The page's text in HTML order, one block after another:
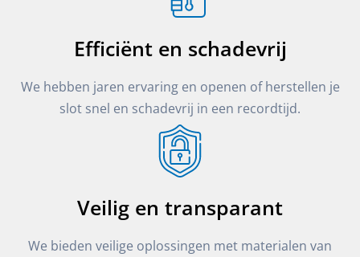
Efficiënt en schadevrij
We hebben jaren ervaring en openen of herstellen je
slot snel en schadevrij in een recordtijd.
Veilig en transparant
We bieden veilige oplossingen met materialen van